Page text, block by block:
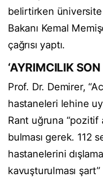
belirtirken
Bakanı Kemal
çağrısı yaptı.
‘AYRIMCILIK
Prof. Dr. Demirer,
hastaneleri lehine
Rant uğruna “pozitif
bulması gerek. 112
hastanelerini
kavuşturulması